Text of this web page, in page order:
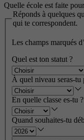
Quelle école est faite
Réponds à quelques
qui te correspondent.
Les champs marqués
Quel est ton statut ?
À quel niveau seras-
En quelle classe es-tu ?
Quand souhaites-tu